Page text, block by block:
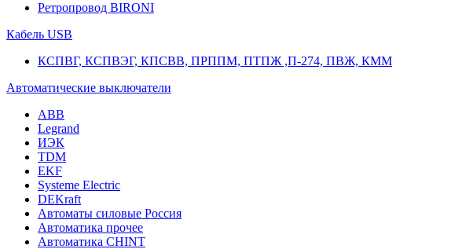
Ретропровод BIRONI
Кабель USB
КСПВГ, КСПВЭГ, КПСВВ, ПРППМ, ПТПЖ ,П-274, ПВЖ, КММ
Автоматические выключатели
ABB
Legrand
ИЭК
TDM
EKF
Systeme Electric
DEKraft
Автоматы силовые Россия
Автоматика прочее
Автоматика CHINT